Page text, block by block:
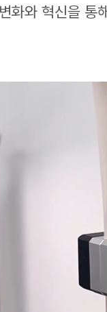
와 혁신을 통